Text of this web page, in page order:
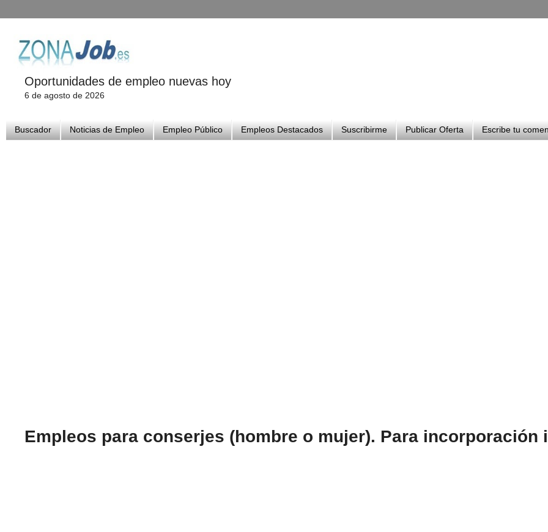
Oportunidades de empleo nuevas hoy
6 de agosto de 2026
Buscador Noticias de Empleo Empleo Público Empleos Destacados Suscribirme Publicar Oferta Escribe tu
Empleos para conserjes (hombre o mujer). Para incorporación